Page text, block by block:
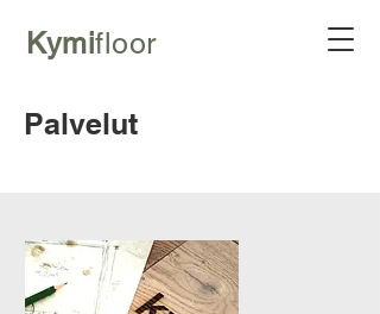
Kymifloor
Palvelut